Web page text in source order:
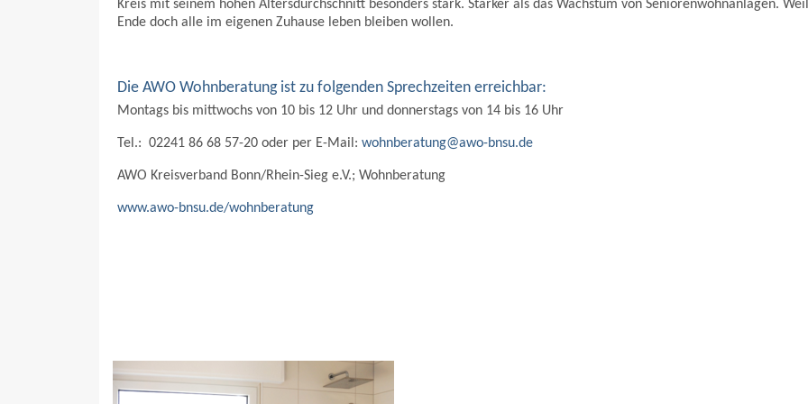
Kreis mit seinem hohen Altersdurchschnitt besonders stark. Stärker als das Wachstum von Seniorenwohnanlagen.
Ende doch alle im eigenen Zuhause leben bleiben wollen.
Die AWO Wohnberatung ist zu folgenden Sprechzeiten erreichbar:
Montags bis mittwochs von 10 bis 12 Uhr und donnerstags von 14 bis 16 Uhr
Tel.: 02241 86 68 57-20 oder per E-Mail: wohnberatung@awo-bnsu.de
AWO Kreisverband Bonn/Rhein-Sieg e.V.; Wohnberatung
www.awo-bnsu.de/wohnberatung